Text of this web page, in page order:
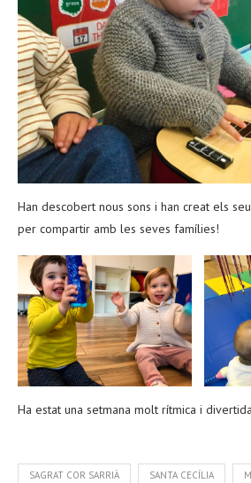
Han descobert nous sons i han creat els
per compartir amb les seves famílies!
Ha estat una setmana molt rítmica i
SAGRAT COR SARRIÀ SANTA CECÍLIA